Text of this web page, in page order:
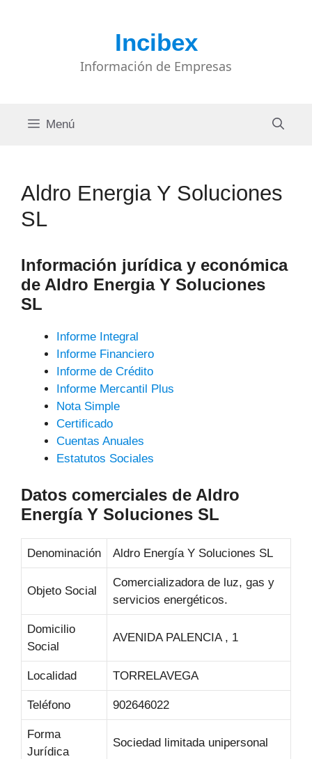
Incibex
Información de Empresas
Menú
Aldro Energia Y Soluciones
SL
Información jurídica y económica
de Aldro Energia Y Soluciones
SL
Informe Integral
Informe Financiero
Informe de Crédito
Informe Mercantil Plus
Nota Simple
Certificado
Cuentas Anuales
Estatutos Sociales
Datos comerciales de Aldro
Energía Y Soluciones SL
Denominación Aldro Energía Y Soluciones SL
Objeto Social
Comercializadora de luz, gas y
servicios energéticos.
Domicilio
Social
AVENIDA PALENCIA , 1
Localidad TORRELAVEGA
Teléfono 902646022
Forma
Jurídica
Sociedad limitada unipersonal